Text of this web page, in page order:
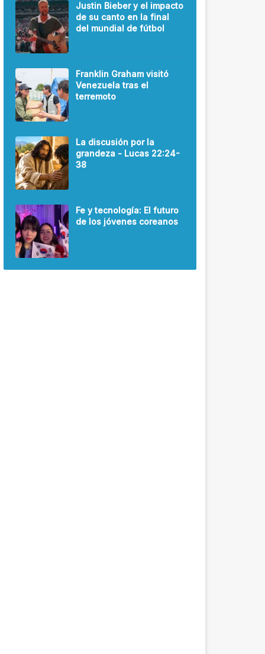
Justin Bieber y el impacto
de su canto en la final
del mundial de fútbol
Franklin Graham visitó
Venezuela tras el
terremoto
La discusión por la
grandeza - Lucas 22:24-
38
Fe y tecnología: El futuro
de los jóvenes coreanos